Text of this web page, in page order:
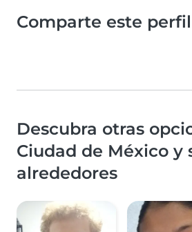
Comparte este perfil
Descubra otras
Ciudad de México y
alrededores